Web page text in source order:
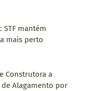
STF mantém
mais perto
Construtora a
Alagamento por